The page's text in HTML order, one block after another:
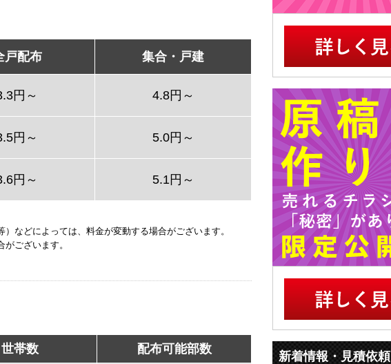
戸配布 集合・戸建
円～ 4.8円～
円～ 5.0円～
円～ 5.1円～
などによっては、料金が変動する場合がございます。
ございます。
世帯数 配布可能部数
新着情報・見積依頼